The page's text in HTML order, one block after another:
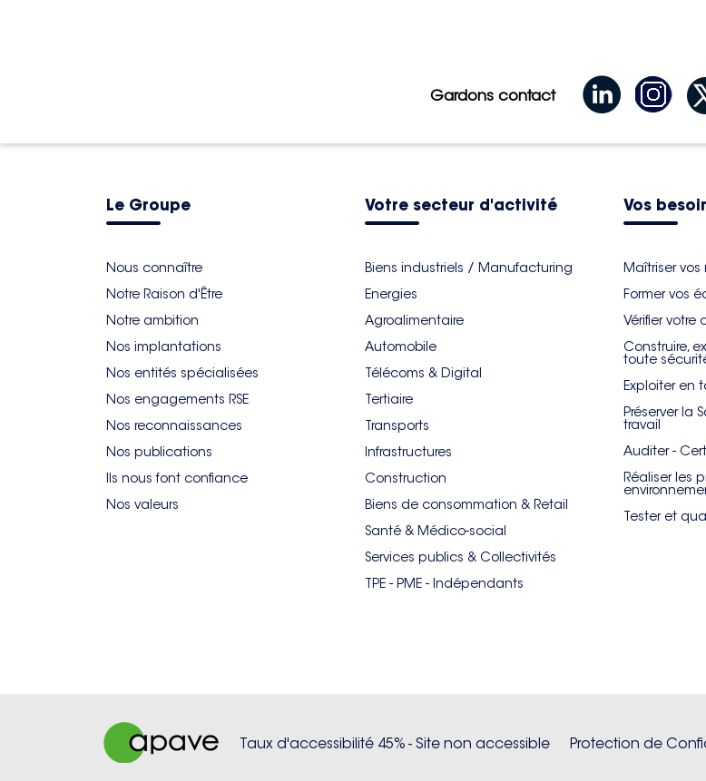
Gardons contact
Le Groupe
Nous connaître
Notre Raison d'Être
Notre ambition
Nos implantations
Nos entités spécialisées
Nos engagements RSE
Nos reconnaissances
Nos publications
Ils nous font confiance
Nos valeurs
Votre secteur d'activité
Biens industriels / Manufacturing
Energies
Agroalimentaire
Automobile
Télécoms & Digital
Tertiaire
Transports
Infrastructures
Construction
Biens de consommation & Retail
Santé & Médico-social
Services publics & Collectivités
TPE - PME - Indépendants
Vos
Maîtriser vos
Former vos
Vérifier votre
Construire,
toute
Exploiter en
Préserver la
travail
Auditer -
Réaliser les
Tester et
Taux d'accessibilité 45% - Site non accessible Protection de